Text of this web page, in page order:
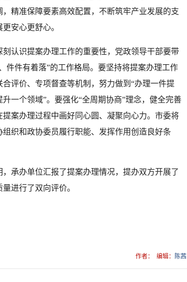
精准保障要素高效配置，不断筑牢产业发展的支
安心更舒心。
认识提案办理工作的重要性，党政领导干部要带
件件有着落”的工作格局。要坚持将提案办理工作
评价、专项督查等机制，努力做到“办理一件提
一个领域”。要强化“全周期协商”理念，健全完善
案办理过程中画好同心圆、凝聚向心力。市委将
织和政协委员履行职能、发挥作用创造良好条
承办单位汇报了提案办理情况，提办双方开展了
进行了双向评价。
作者： 编辑： 陈茜